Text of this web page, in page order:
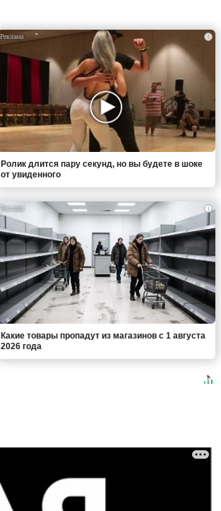
i
Ролик длится пару секунд, но вы будете в шоке
от увиденного
i
Какие товары пропадут из магазинов с 1 августа
2026 года